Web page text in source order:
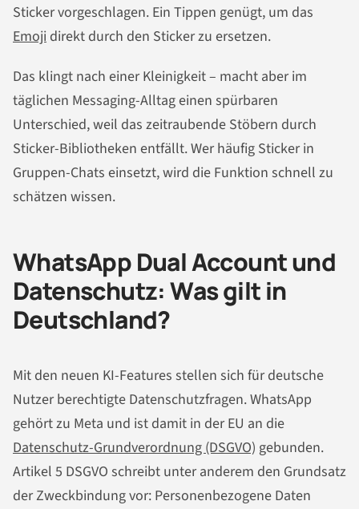
Sticker vorgeschlagen. Ein Tippen genügt, um das
Emoji direkt durch den Sticker zu ersetzen.
Das klingt nach einer Kleinigkeit – macht aber im
täglichen Messaging-Alltag einen spürbaren
Unterschied, weil das zeitraubende Stöbern durch
Sticker-Bibliotheken entfällt. Wer häufig Sticker in
Gruppen-Chats einsetzt, wird die Funktion schnell zu
schätzen wissen.
WhatsApp Dual Account und
Datenschutz: Was gilt in
Deutschland?
Mit den neuen KI-Features stellen sich für deutsche
Nutzer berechtigte Datenschutzfragen. WhatsApp
gehört zu Meta und ist damit in der EU an die
Datenschutz-Grundverordnung (DSGVO) gebunden.
Artikel 5 DSGVO schreibt unter anderem den Grundsatz
der Zweckbindung vor: Personenbezogene Daten